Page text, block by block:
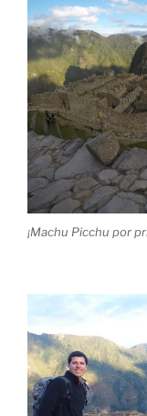
¡Machu Picchu por